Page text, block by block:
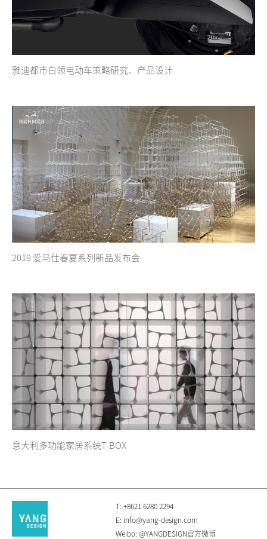
雅迪都市白领电动车策略研究、产品设计
2019 爱马仕春夏系列新品发布会
意大利多功能家居系统T-BOX
T: +8621 6280 2294
E: info@yang-design.com
Weibo: @YANGDESIGN官方微博